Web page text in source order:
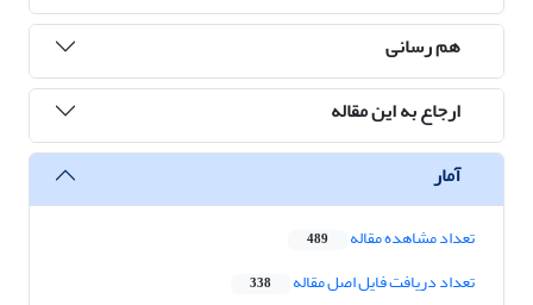
هم رسانی
ارجاع به این مقاله
آمار
تعداد مشاهده مقاله 489
تعداد دریافت فایل اصل مقاله 338